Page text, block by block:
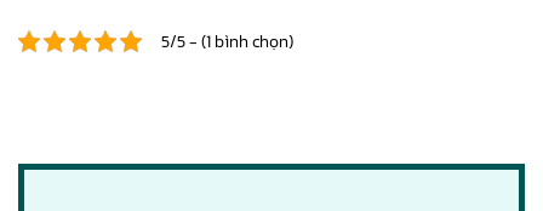
5/5 - (1 bình chọn)